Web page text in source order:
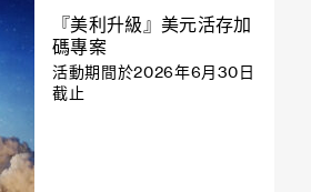
『美利升級』美元活存加
碼專案
活動期間於2026年6月30日
截止